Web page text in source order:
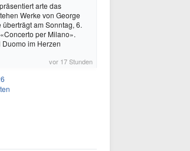
arte das
Werke von George
am Sonntag, 6.
per Milano».
im Herzen
vor 17 Stunden